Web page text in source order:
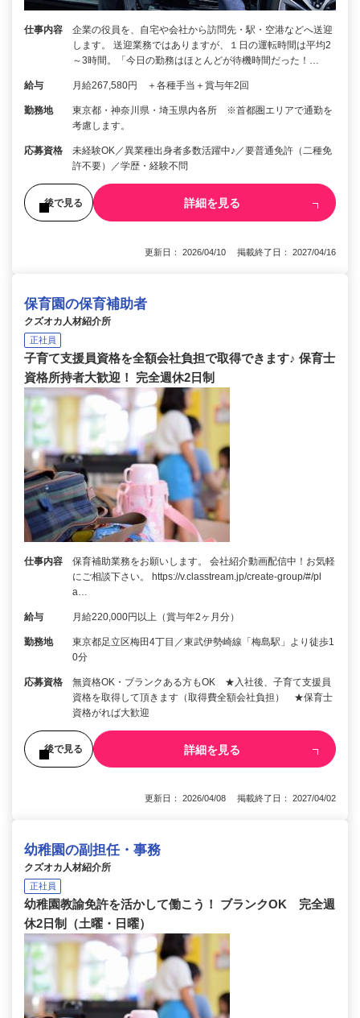
仕事内容
企業の役員を、自宅や会社から訪問先・駅・空港などへ送迎
します。 送迎業務ではありますが、１日の運転時間は平均2
～3時間。「今日の勤務はほとんどが待機時間だった！…
給与 月給267,580円 ＋各種手当＋賞与年2回
勤務地
東京都・神奈川県・埼玉県内各所 ※首都圏エリアで通勤を
考慮します。
応募資格
未経験OK／異業種出身者多数活躍中♪／要普通免許（二種免
許不要）／学歴・経験不問
後で見る 詳細を見る
更新日： 2026/04/10 掲載終了日： 2027/04/16
保育園の保育補助者
クズオカ人材紹介所
正社員
子育て支援員資格を全額会社負担で取得できます♪ 保育士
資格所持者大歓迎！ 完全週休2日制
仕事内容
保育補助業務をお願いします。 会社紹介動画配信中！お気軽
にご相談下さい。 https://v.classtream.jp/create-group/#/pl
a…
給与 月給220,000円以上（賞与年2ヶ月分）
勤務地
東京都足立区梅田4丁目／東武伊勢崎線「梅島駅」より徒歩1
0分
応募資格
無資格OK・ブランクある方もOK ★入社後、子育て支援員
資格を取得して頂きます（取得費全額会社負担） ★保育士
資格がれば大歓迎
後で見る 詳細を見る
更新日： 2026/04/08 掲載終了日： 2027/04/02
幼稚園の副担任・事務
クズオカ人材紹介所
正社員
幼稚園教諭免許を活かして働こう！ ブランクOK 完全週
休2日制（土曜・日曜）